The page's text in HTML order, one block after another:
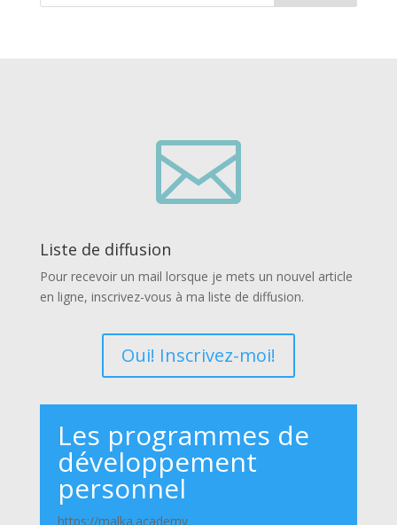

Liste de diffusion
Pour recevoir un mail lorsque je mets un nouvel article
en ligne, inscrivez-vous à ma liste de diffusion.
Oui! Inscrivez-moi!
Les programmes de
développement
personnel
https://malka.academy